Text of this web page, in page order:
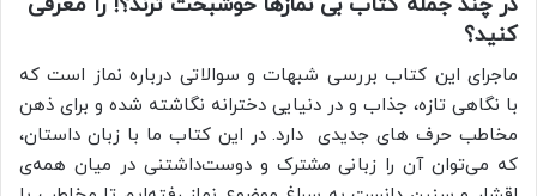
کنید؟
ماجرای این کتاب بررسی شبهات و سوالاتی درباره نماز است که
با نگاهی تازه، جذاب و در دنیایی دخترانه نگاشته شده و برای ذهن
مخاطب حرف های جدیدی دارد. در این کتاب ما با زبان داستان،
که می‌توان آن را زبانی مشترک و دوست‌داشتنی در میان همه‌ی